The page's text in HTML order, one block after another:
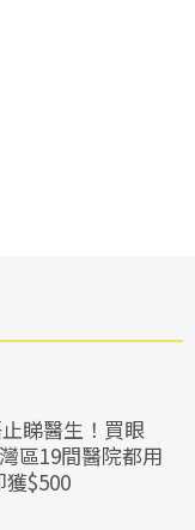
睇醫生！買眼
區19間醫院都用
$500